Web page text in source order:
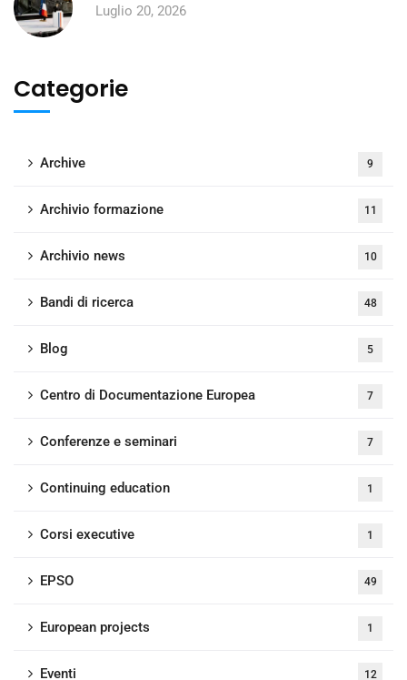
Luglio 20, 2026
Categorie
Archive 9
Archivio formazione 11
Archivio news 10
Bandi di ricerca 48
Blog 5
Centro di Documentazione Europea 7
Conferenze e seminari 7
Continuing education 1
Corsi executive 1
EPSO 49
European projects 1
Eventi 12